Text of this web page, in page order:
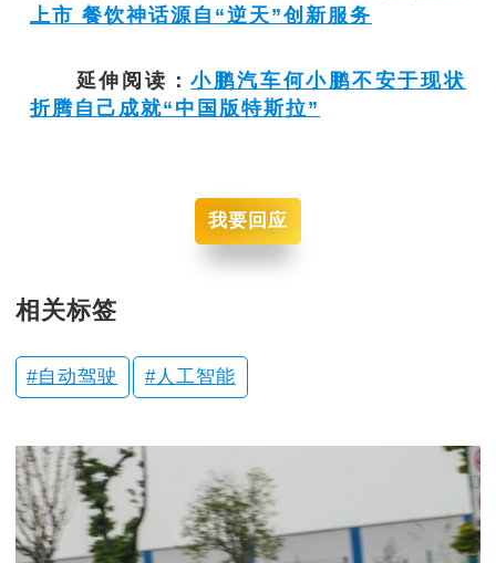
上市 餐饮神话源自“逆天”创新服务
延伸阅读：小鹏汽车何小鹏不安于现状
折腾自己成就“中国版特斯拉”
我要回应
相关标签
自动驾驶 人工智能